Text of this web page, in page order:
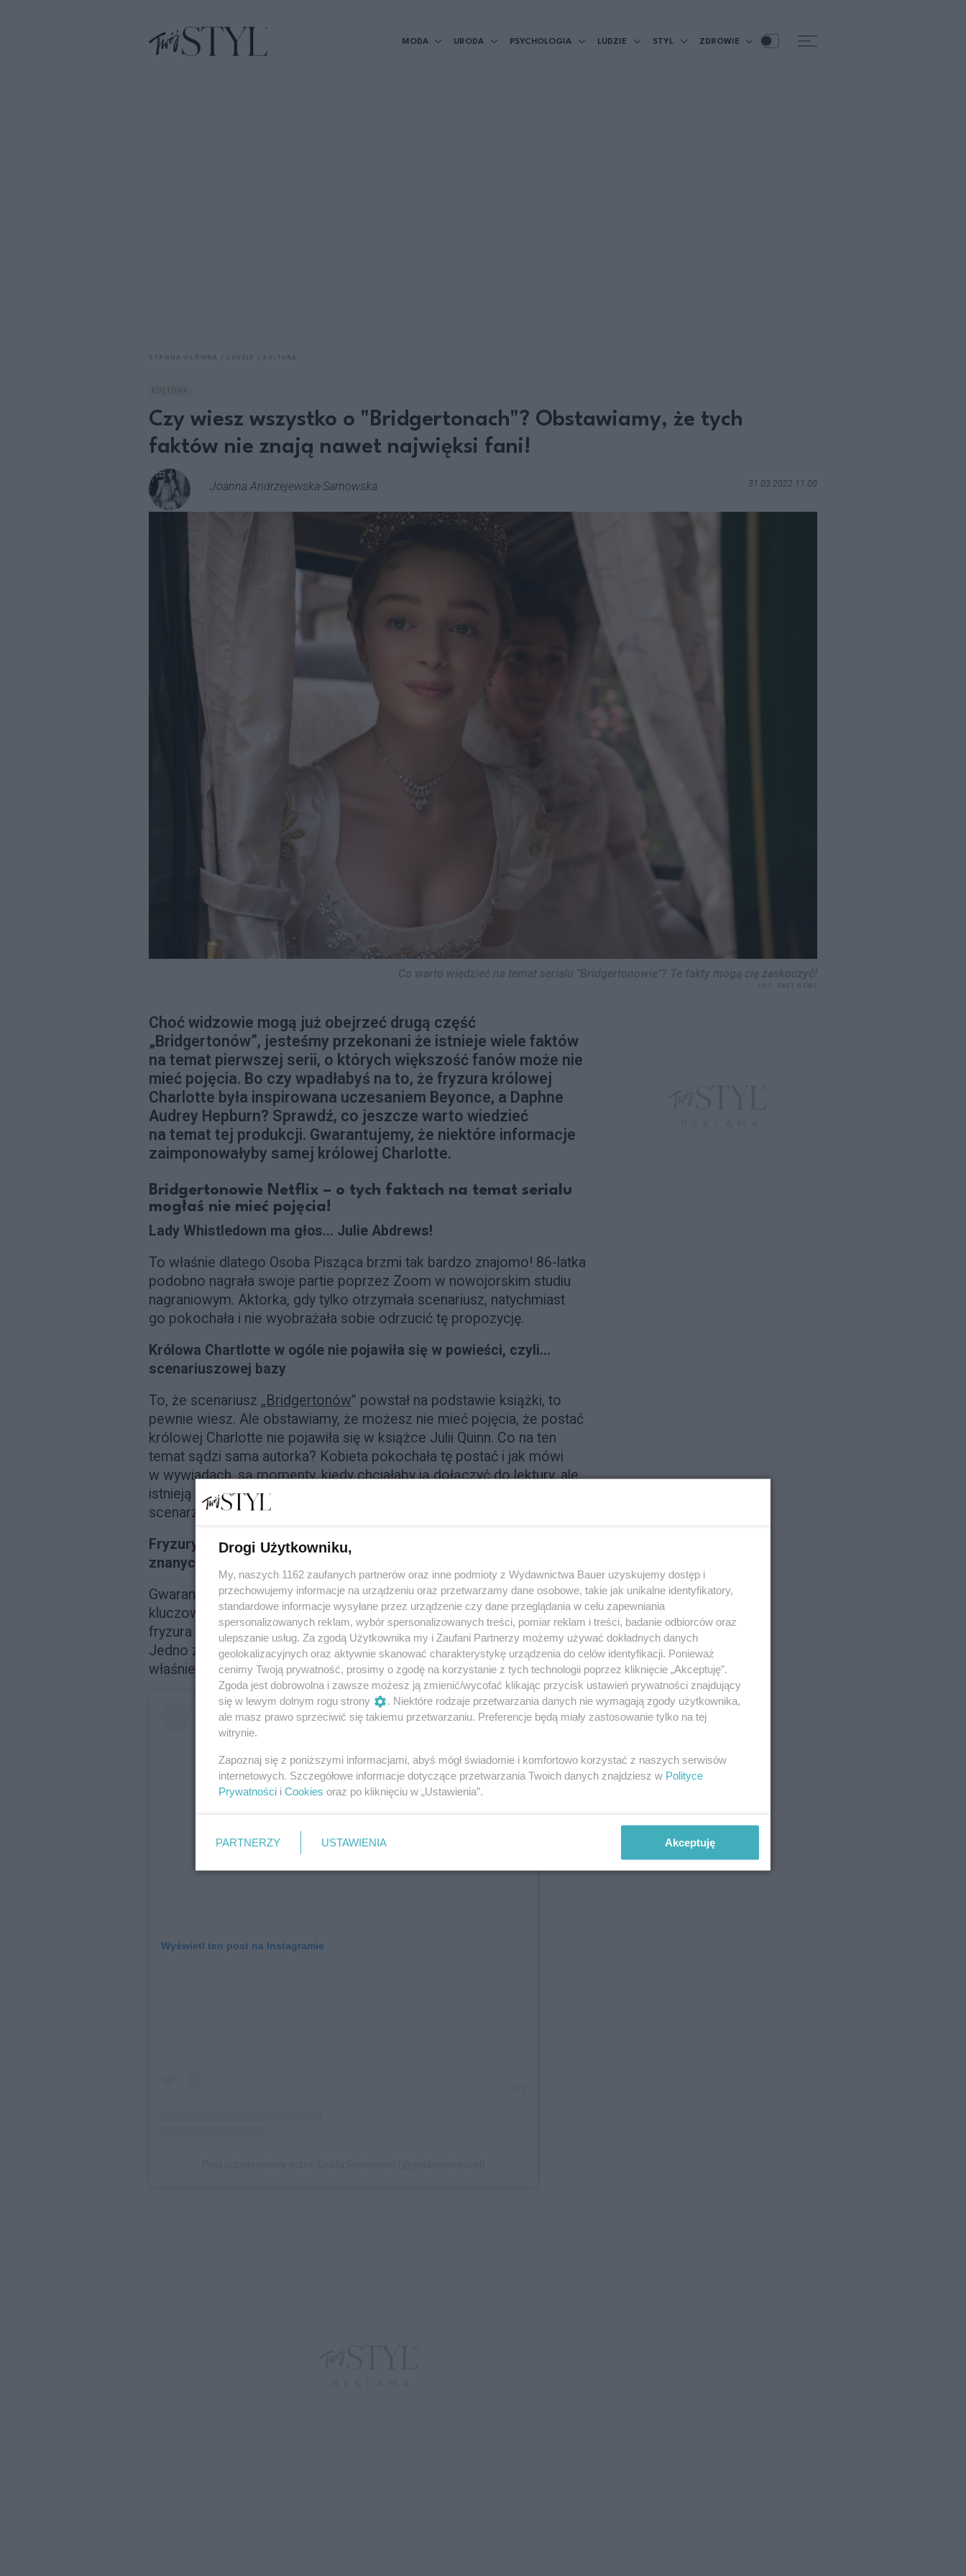
MODA URODA PSYCHOLOGIA LUDZIE STYL ZDROWIE
Czy wiesz wszystko o "Bridgertonach"? Obstawiamy, że tych
faktów nie znają nawet najwięksi fani!
Joanna Andrzejewska-Sarnowska 31.03.2022 11:00
Choć widzowie mogą już obejrzeć drugą część
„Bridgertonów”, jesteśmy przekonani że istnieje wiele faktów
na temat pierwszej serii, o których większość fanów może nie
mieć pojęcia. Bo czy wpadłabyś na to, że fryzura królowej
Charlotte była inspirowana uczesaniem Beyonce, a Daphne
Audrey Hepburn? Sprawdź, co jeszcze warto wiedzieć
na temat tej produkcji. Gwarantujemy, że niektóre informacje
zaimponowałyby samej królowej Charlotte.
Bridgertonowie Netflix – o tych faktach na temat serialu
mogłaś nie mieć pojęcia!
Lady Whistledown ma głos… Julie Abdrews!
To właśnie dlatego Osoba Pisząca brzmi tak bardzo znajomo! 86-latka
podobno nagrała swoje partie poprzez Zoom w nowojorskim studiu
nagraniowym. Aktorka, gdy tylko otrzymała scenariusz, natychmiast
go pokochała i nie wyobrażała sobie odrzucić tę propozycję.
Królowa Chartlotte w ogóle nie pojawiła się w powieści, czyli…
scenariuszowej bazy
To, że scenariusz „ Bridgertonów” powstał na podstawie książki, to
pewnie wiesz. Ale obstawiamy, że możesz nie mieć pojęcia, że postać
królowej Charlotte nie pojawiła się w książce Julii Quinn. Co na ten
temat sądzi sama autorka? Kobieta pokochała tę postać i jak mówi
w wywiadach, są momenty, kiedy chciałaby ją dołączyć do lektury, ale
istnieją też chwile, kiedy wie, że nie zrobiłaby tego tak dobrze, jak
scenarzyści.
Fryzury głównych bohaterek zostały zainspirowane uczesaniami
znanych i lubianych
Gwarantujemy, że od tego momentu będziesz inaczej patrzeć na kilka
kluczowych postaci. Konkrety? Inspiracją dla upięcia Daphne była
fryzura
Audrey Hepburn. Z kolei Lady Featherington - Elizabeth Taylor.
Jedno z uczesań królowej Charlotte zaciągnięto od… Beyonce. I to
właśnie tę perukę tworzono przez kilka tygodni!
Wyświetl ten post na Instagramie
Drogi Użytkowniku,
My, naszych 1162 zaufanych partnerów oraz inne podmioty z Wydawnictwa Bauer uzyskujemy dostęp i
przechowujemy informacje na urządzeniu oraz przetwarzamy dane osobowe, takie jak unikalne identyfikatory,
standardowe informacje wysyłane przez urządzenie czy dane przeglądania w celu zapewniania
spersonalizowanych reklam, wybór spersonalizowanych treści, pomiar reklam i treści, badanie odbiorców oraz
ulepszanie usług. Za zgodą Użytkownika my i Zaufani Partnerzy możemy używać dokładnych danych
geolokalizacyjnych oraz aktywnie skanować charakterystykę urządzenia do celów identyfikacji. Ponieważ
cenimy Twoją prywatność, prosimy o zgodę na korzystanie z tych technologii poprzez kliknięcie „Akceptuję”.
Zgoda jest dobrowolna i zawsze możesz ją zmienić/wycofać klikając przycisk ustawień prywatności znajdujący
się w lewym dolnym rogu strony
. Niektóre rodzaje przetwarzania danych nie wymagają zgody użytkownika,
ale masz prawo sprzeciwić się takiemu przetwarzaniu. Preferencje będą miały zastosowanie tylko na tej
witrynie.
Zapoznaj się z poniższymi informacjami, abyś mógł świadomie i komfortowo korzystać z naszych serwisów
internetowych. Szczegółowe informacje dotyczące przetwarzania Twoich danych znajdziesz w Polityce
Prywatności i Cookies oraz po kliknięciu w „Ustawienia”.
PARTNERZY USTAWIENIA Akceptuję